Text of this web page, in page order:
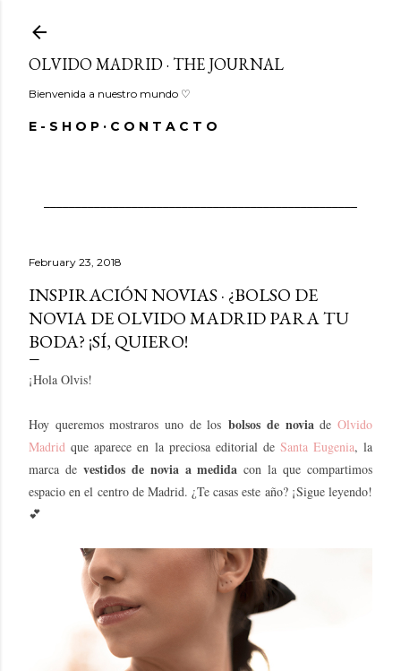
OLVIDO MADRID · THE JOURNAL
Bienvenida a nuestro mundo ♡
E - S H O P C O N T A C T O
February 23, 2018
INSPIRACIÓN NOVIAS · ¿BOLSO DE
NOVIA DE OLVIDO MADRID PARA TU
BODA? ¡SÍ, QUIERO!
¡Hola Olvis!
Hoy queremos mostraros uno de losbolsos de noviadeOlvido
Madrid que aparece en la preciosa editorial de Santa Eugenia, la
marca de vestidos de novia a medida con la que compartimos
espacio en el centro de Madrid. ¿Te casas este año? ¡Sigue leyendo!
💕